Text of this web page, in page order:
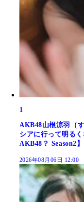
1
AKB48山根涼羽（
シアに行って明る
AKB48？ Season2】
2026年08月06日 12:00